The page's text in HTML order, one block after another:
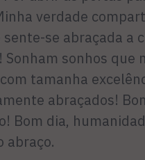
verdade
sente-se abraçada a
Sonham sonhos que
tamanha
abraçados!
Bom dia,
abraço.